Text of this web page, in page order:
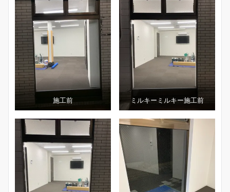
施工前 ミルキーミルキー施工前